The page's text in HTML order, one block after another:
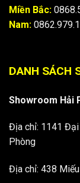
Miền Bắc:
Nam:
DANH SÁCH
Showroom Hải
Địa chỉ: 1141
Phòng
Địa chỉ: 438